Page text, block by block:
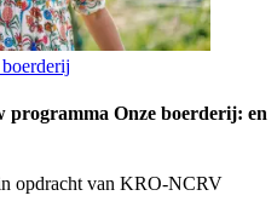
programma Onze boerderij: en
opdracht van KRO-NCRV